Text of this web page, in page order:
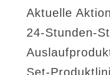
Aktuelle
24-Stunden-
Set-